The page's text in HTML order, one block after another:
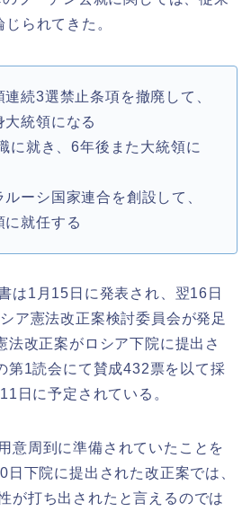
られてきた。
連続3選禁止条項を撤廃して、
大統領になる
に就き、6年後また大統領に
ルーシ国家連合を創設して、
に就任する
は1月15日に発表され、翌16日
ア憲法改正案検討委員会が発足
法改正案がロシア下院に提出さ
第1読会にて賛成432票を以て採
日に予定されている。
意周到に準備されていたことを
下院に提出された改正案では、
が打ち出されたと言えるのでは